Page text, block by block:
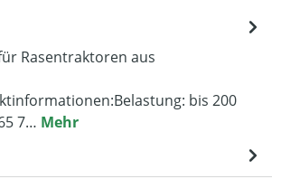
Rasentraktoren aus
bis 200
7… Mehr